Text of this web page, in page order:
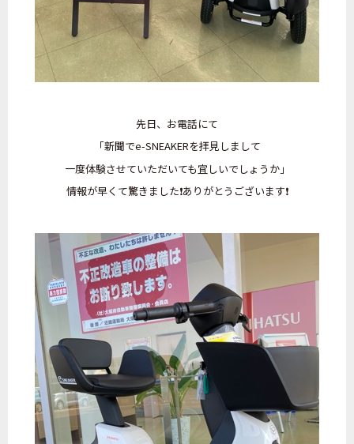
先日、お電話にて
「新聞でe-SNEAKERを拝見しまして
一度体験させていただいても宜しいでしょうか」
情報が早くて驚きました❗ありがとうございます❗